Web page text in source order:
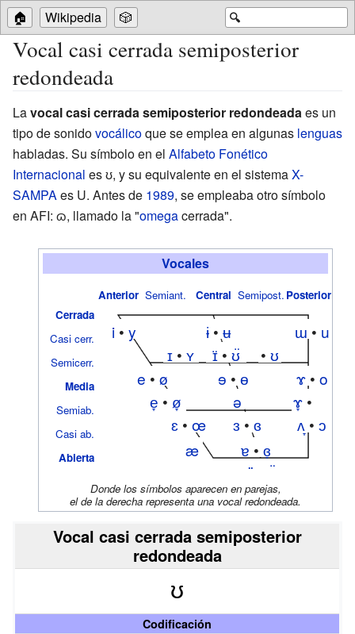
🔍
🏠 Wikipedia 🎲
Vocal casi cerrada semiposterior
redondeada
Lavocal casi cerrada semiposterior redondeada es un
tipo de sonidovocálicoque se emplea en algunas lenguas
habladas. Su símbolo en el Alfabeto Fonético
Internacional esʊ, y su equivalente en el sistemaX-
SAMPA es U. Antes de 1989, se empleaba otro símbolo
en AFI: ɷ, llamado la "omegacerrada".
Vocales
Anterior Semiant. Central Semipost. Posterior
Cerrada
i • y ɨ • ʉ ɯ • u
e̞ • ø̞
ɪ • ʏ • ʊ
e • ø ɘ • ɵ ɤ • o
ɪ̈ • ʊ̈
ə ɤ̞ •
o̞
ɛ • œ ɜ • ɞ ʌ • ɔ
æ
ɐ • ɞ̞
ä
ɒ̈
Casi cerr.
Semicerr.
Media
Semiab.
Casi ab.
Abierta
Donde los símbolos aparecen en parejas,
el de la derecha representa una vocal redondeada.
Vocal casi cerrada semiposterior
redondeada
ʊ
Codificación